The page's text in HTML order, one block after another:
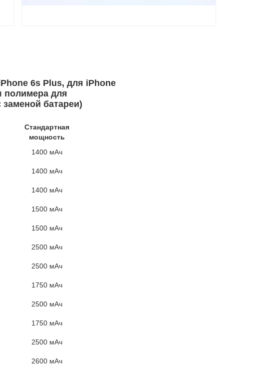
6s Plus, для iPhone
полимера для
батареи)
Стандартная
мощность
1400 мАч
1400 мАч
1400 мАч
1500 мАч
1500 мАч
2500 мАч
2500 мАч
1750 мАч
2500 мАч
1750 мАч
2500 мАч
2600 мАч